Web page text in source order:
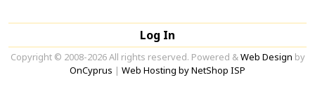
Log In
Copyright © 2008-2026 All rights reserved. Powered &Web Design by
OnCyprus | Web Hosting by NetShop ISP